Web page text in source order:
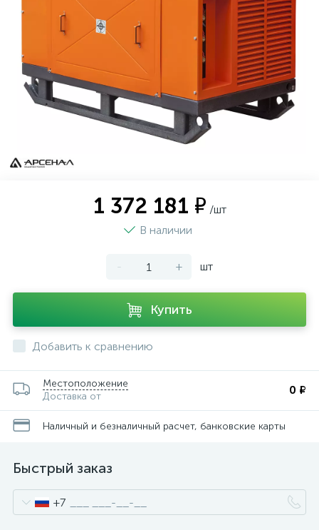
1 372 181 ₽ /шт
В наличии
- + шт
Купить
Добавить к сравнению
Местоположение
Доставка от
0 ₽
Наличный и безналичный расчет, банковские карты
Быстрый заказ
+7